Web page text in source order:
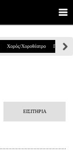
Χορός/Χοροθέατρο Παιδικά
ΕΙΣΙΤΗΡΙΑ